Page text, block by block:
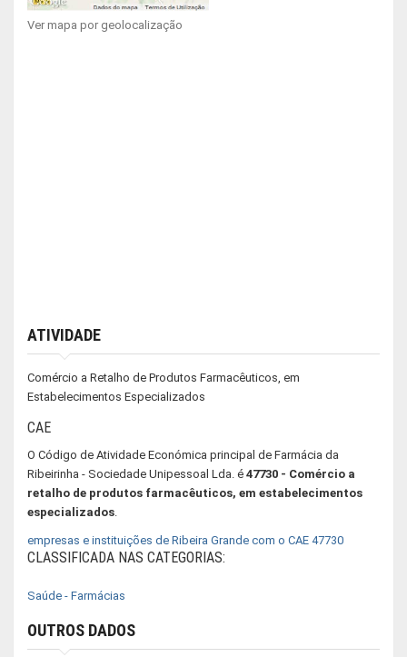
Ver mapa por geolocalização
ATIVIDADE
Comércio a Retalho de Produtos Farmacêuticos, em
Estabelecimentos Especializados
CAE
O Código de Atividade Económica principal de Farmácia da
Ribeirinha - Sociedade Unipessoal Lda. é 47730 - Comércio a
retalho de produtos farmacêuticos, em estabelecimentos
especializados.
empresas e instituições de Ribeira Grande com o CAE 47730
CLASSIFICADA NAS CATEGORIAS:
Saúde - Farmácias
OUTROS DADOS